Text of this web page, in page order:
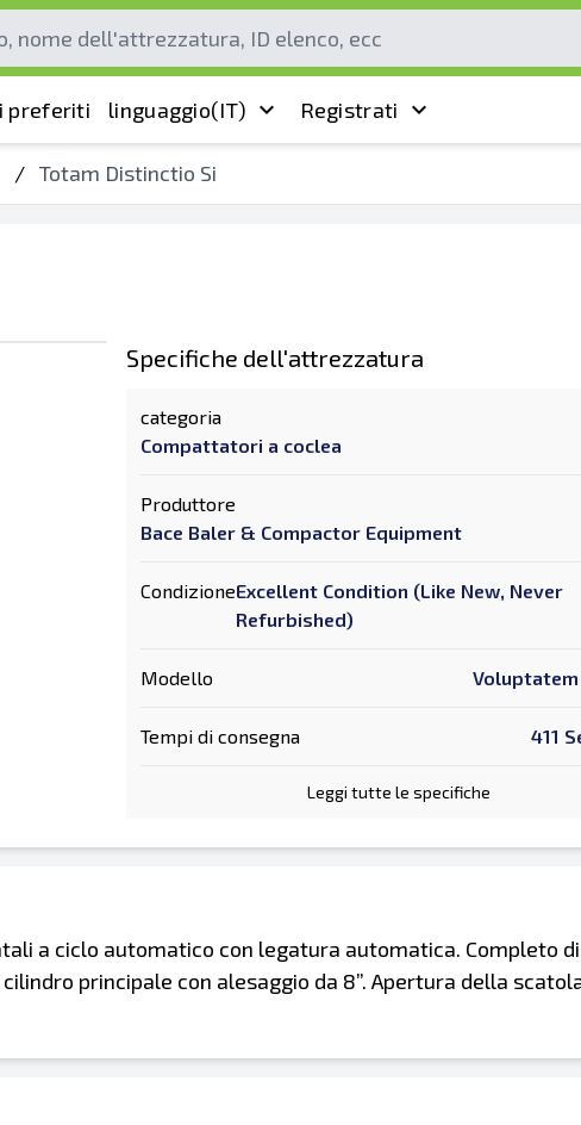
preferiti linguaggio(IT) Registrati
/ Totam Distinctio Si
Specifiche dell'attrezzatura
categoria
Compattatori a coclea
Produttore
Bace Baler & Compactor Equipment
CondizioneExcellent Condition (Like New, Never
Refurbished)
Modello
Tempi di consegna 411
Leggi tutte le specifiche
a ciclo automatico con legatura automatica. Completo
principale con alesaggio da 8”. Apertura della